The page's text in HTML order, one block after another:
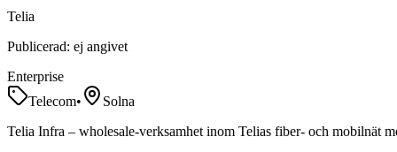
Telia
Publicerad: ej angivet
Enterprise
Telecom•
Solna
Telia Infra – wholesale-verksamhet inom Telias fiber- och mobilnät